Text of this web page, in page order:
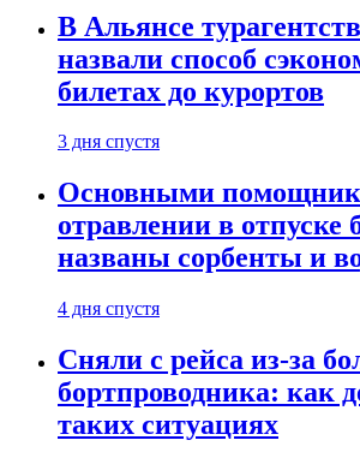
В Альянсе
назвали способ
билетах до курортов
3 дня спустя
Основными
отравлении в отпуске
названы сорбенты и
4 дня спустя
Сняли с рейса из-за
бортпроводника: как
таких ситуациях